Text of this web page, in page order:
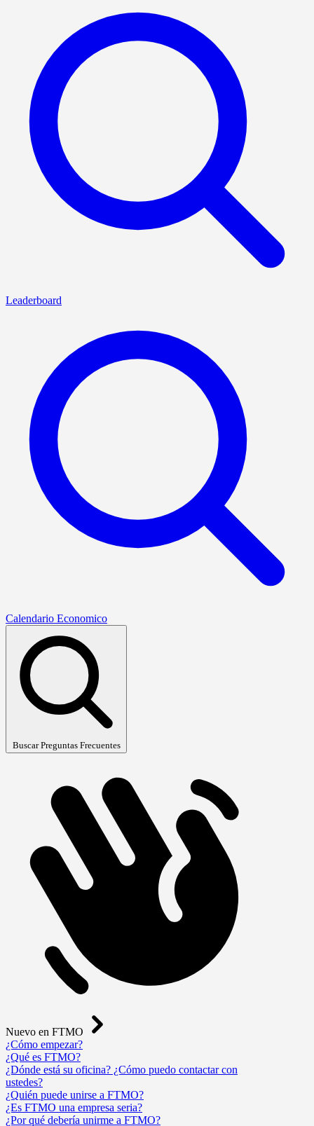
Leaderboard
Calendario Economico
Buscar Preguntas Frecuentes
Nuevo en FTMO
¿Cómo empezar?
¿Qué es FTMO?
¿Dónde está su oficina? ¿Cómo puedo contactar con
ustedes?
¿Quién puede unirse a FTMO?
¿Es FTMO una empresa seria?
¿Por qué debería unirme a FTMO?